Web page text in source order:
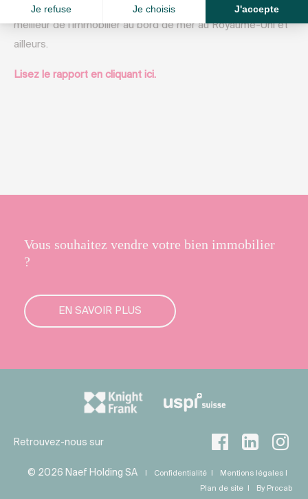
La 16e édition de cette publication annuelle présente le
meilleur de l’immobilier au bord de mer au Royaume-Uni et
ailleurs.
Lisez le rapport en cliquant ici.
Vous souhaitez vendre votre bien immobilier
?
EN SAVOIR PLUS
© 2026 Naef Holding SA Confidentialité
Mentions légales
Plan de site
By Procab
Retrouvez-nous sur